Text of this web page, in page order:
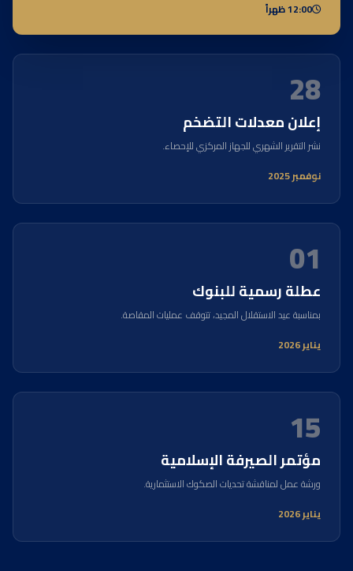
12:00 ظهراً
28
إعلان معدلات التضخم
نشر التقرير الشهري للجهاز المركزي للإحصاء.
نوفمبر 2025
01
عطلة رسمية للبنوك
بمناسبة عيد الاستقلال المجيد، تتوقف عمليات المقاصة.
يناير 2026
15
مؤتمر الصيرفة الإسلامية
ورشة عمل لمناقشة تحديات الصكوك الاستثمارية.
يناير 2026